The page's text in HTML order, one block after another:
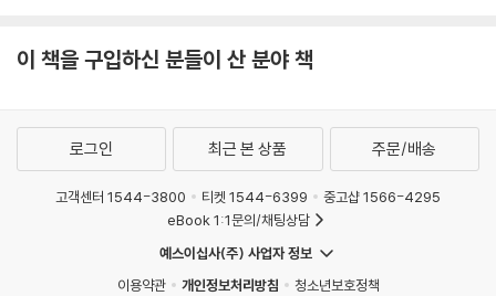
이 책을 구입하신 분들이 산 분야 책
로그인 최근 본 상품 주문/배송
고객센터 1544-3800 티켓 1544-6399
중고샵 1566-4295
eBook 1:1문의/채팅상담
예스이십사(주) 사업자 정보
이용약관
개인정보처리방침 청소년보호정책